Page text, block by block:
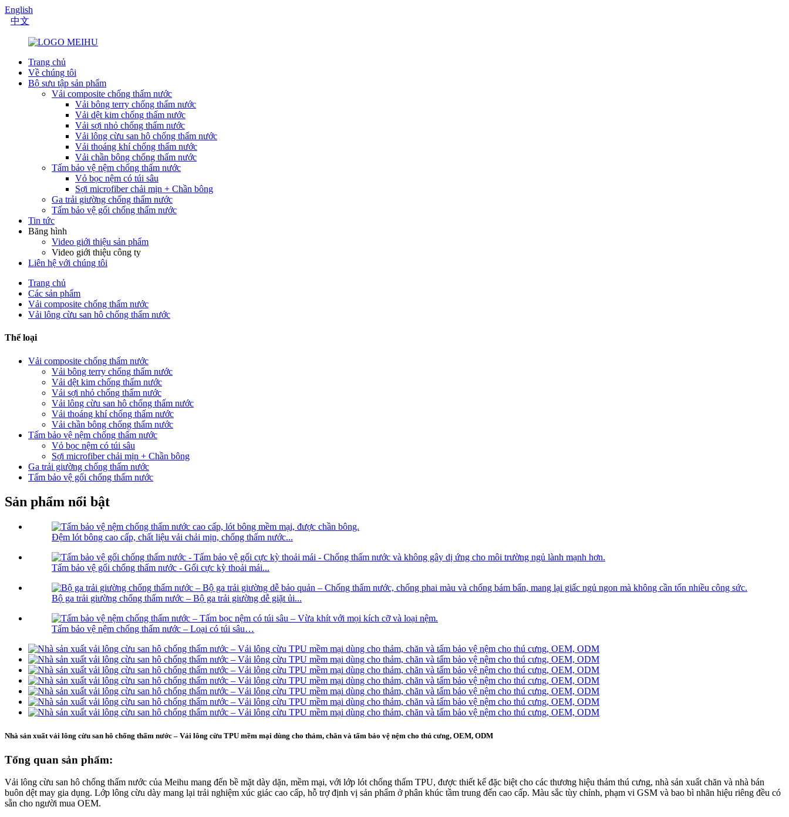
English
中文
Trang chủ
Về chúng tôi
Bộ sưu tập sản phẩm
Vải composite chống thấm nước
Vải bông terry chống thấm nước
Vải dệt kim chống thấm nước
Vải sợi nhỏ chống thấm nước
Vải lông cừu san hô chống thấm nước
Vải thoáng khí chống thấm nước
Vải chần bông chống thấm nước
Tấm bảo vệ nệm chống thấm nước
Vỏ bọc nệm có túi sâu
Sợi microfiber chải mịn + Chần bông
Ga trải giường chống thấm nước
Tấm bảo vệ gối chống thấm nước
Tin tức
Băng hình
Video giới thiệu sản phẩm
Video giới thiệu công ty
Liên hệ với chúng tôi
Trang chủ
Các sản phẩm
Vải composite chống thấm nước
Vải lông cừu san hô chống thấm nước
Thể loại
Vải composite chống thấm nước
Vải bông terry chống thấm nước
Vải dệt kim chống thấm nước
Vải sợi nhỏ chống thấm nước
Vải lông cừu san hô chống thấm nước
Vải thoáng khí chống thấm nước
Vải chần bông chống thấm nước
Tấm bảo vệ nệm chống thấm nước
Vỏ bọc nệm có túi sâu
Sợi microfiber chải mịn + Chần bông
Ga trải giường chống thấm nước
Tấm bảo vệ gối chống thấm nước
Sản phẩm nổi bật
Đệm lót bông cao cấp, chất liệu vải chải mịn, chống thấm nước...
Tấm bảo vệ gối chống thấm nước - Gối cực kỳ thoải mái...
Bộ ga trải giường chống thấm nước – Bộ ga trải giường dễ giặt ủi...
Tấm bảo vệ nệm chống thấm nước – Loại có túi sâu…
Nhà sản xuất vải lông cừu san hô chống thấm nước – Vải lông cừu TPU mềm mại dùng cho thảm, chăn và tấm bảo vệ nệm cho thú cưng, OEM, ODM
Tổng quan sản phẩm:
Vải lông cừu san hô chống thấm nước của Meihu mang đến bề mặt dày dặn, mềm mại, với lớp lót chống thấm TPU, được thiết kế đặc biệt cho các thương hiệu thảm thú cưng, nhà sản xuất chăn và nhà bán
buôn dệt may gia dụng. Lớp lông cừu dày mang lại trải nghiệm xúc giác cao cấp, hỗ trợ định vị sản phẩm ở phân khúc tầm trung đến cao cấp. Màu sắc tùy chỉnh, phạm vi GSM và bao bì nhãn hiệu riêng đều có
sẵn cho người mua OEM.